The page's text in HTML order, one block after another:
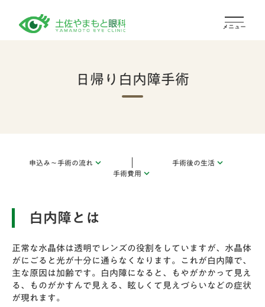
日帰り白内障手術
申込み～手術の流れ keyboard_arrow_down 手術後の生活 keyboard_arrow_down
手術費用 keyboard_arrow_down
白内障とは
正常な水晶体は透明でレンズの役割をしていますが、水晶体
がにごると光が十分に通らなくなります。これが白内障で、
主な原因は加齢です。白内障になると、もやがかかって見え
る、ものがかすんで見える、眩しくて見えづらいなどの症状
が現れます。
メニュー
メニュー